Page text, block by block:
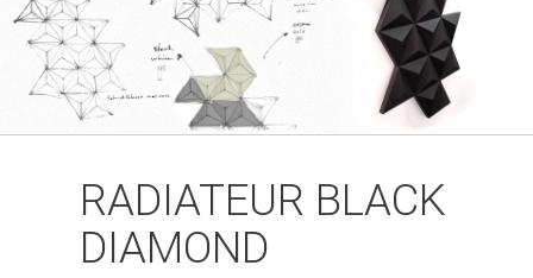
RADIATEUR BLACK
DIAMOND
PROJETS
PRESS RELEASE
NOUVELLES
À PROPOS